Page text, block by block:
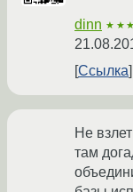
dinn
Ссылка
Не
там